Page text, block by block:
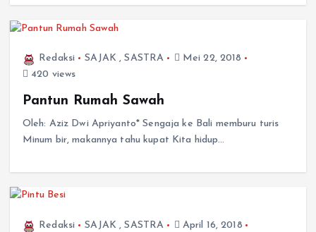
Redaksi SAJAK ,SASTRA
Mei 22, 2018
420 views
Pantun Rumah Sawah
Oleh: Aziz Dwi Apriyanto* Sengaja ke Bali memburu turis
Minum bir, makannya tahu kupat Kita hidup…
Redaksi SAJAK ,SASTRA
April 16, 2018